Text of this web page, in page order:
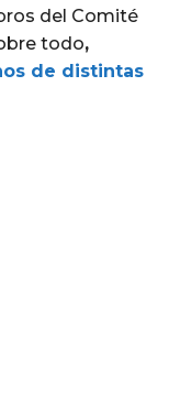
del Comité
todo,
de distintas